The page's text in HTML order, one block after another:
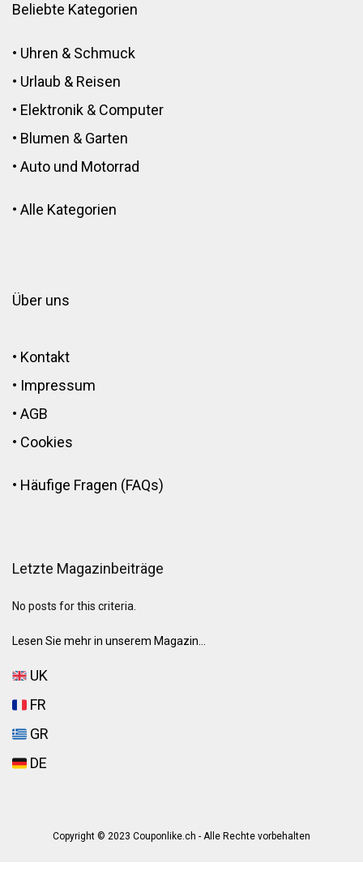
Beliebte Kategorien
• Uhren & Schmuck
• Urlaub & Reisen
• Elektronik & Computer
• Blumen & Garten
• Auto und Motorrad
• Alle Kategorien
Über uns
• Kontakt
• Impressum
• AGB
• Cookies
• Häufige Fragen (FAQs)
Letzte Magazinbeiträge
No posts for this criteria.
Lesen Sie mehr in unserem Magazin...
UK
FR
GR
DE
Copyright © 2023 Couponlike.ch - Alle Rechte vorbehalten